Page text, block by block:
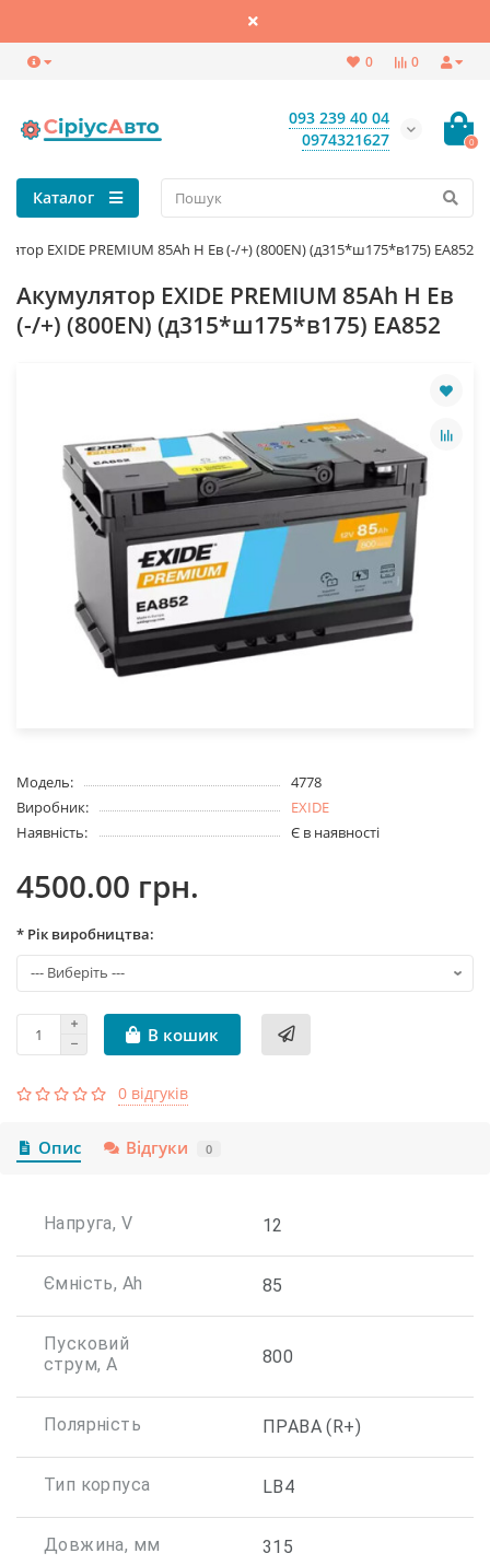
0
0
093 239 40 04
0974321627
0
Каталог
EXIDE PREMIUM 85Ah Н Ев (-/+) (800EN) (д315*ш175*в175) EA852
Акумулятор EXIDE PREMIUM 85Ah Н Ев
(-/+) (800EN) (д315*ш175*в175) EA852
Модель:
4778
Виробник:
EXIDE
Наявність:
Є в наявності
4500.00 грн.
* Рік виробництва:
В кошик
0 відгуків
Опис Відгуки 0
Напруга, V 12
Ємність, Ah 85
Пусковий
струм, А
800
Полярність ПРАВА (R+)
Тип корпуса LB4
Довжина, мм 315